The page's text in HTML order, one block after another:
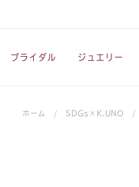
ブライダル ジュエリー
ホーム / SDGs×K.UNO /